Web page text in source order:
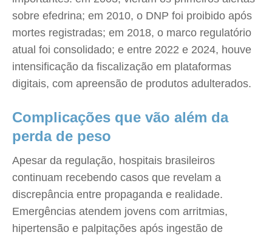
sobre efedrina; em 2010, o DNP foi proibido após
mortes registradas; em 2018, o marco regulatório
atual foi consolidado; e entre 2022 e 2024, houve
intensificação da fiscalização em plataformas
digitais, com apreensão de produtos adulterados.
Complicações que vão além da
perda de peso
Apesar da regulação, hospitais brasileiros
continuam recebendo casos que revelam a
discrepância entre propaganda e realidade.
Emergências atendem jovens com arritmias,
hipertensão e palpitações após ingestão de